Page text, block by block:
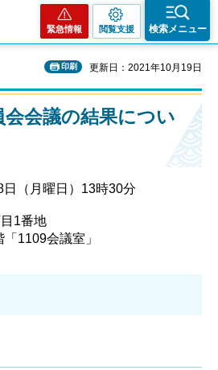
緊急情報 閲覧支援 検索メニュー
印刷 更新日：2021年10月19日
会議の結果につい
（月曜日）13時30分
1番地
会議室」